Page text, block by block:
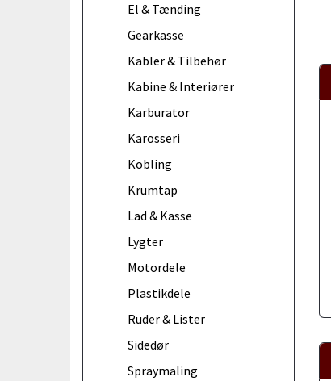
El & Tænding
Gearkasse
Kabler & Tilbehør
Kabine & Interiører
Karburator
Karosseri
Kobling
Krumtap
Lad & Kasse
Lygter
Motordele
Plastikdele
Ruder & Lister
Sidedør
Spraymaling